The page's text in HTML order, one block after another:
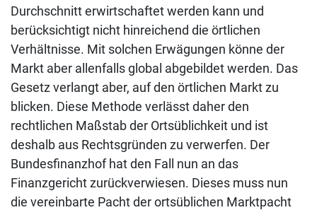
Durchschnitt erwirtschaftet werden kann und
berücksichtigt nicht hinreichend die örtlichen
Verhältnisse. Mit solchen Erwägungen könne der
Markt aber allenfalls global abgebildet werden. Das
Gesetz verlangt aber, auf den örtlichen Markt zu
blicken. Diese Methode verlässt daher den
rechtlichen Maßstab der Ortsüblichkeit und ist
deshalb aus Rechtsgründen zu verwerfen. Der
Bundesfinanzhof hat den Fall nun an das
Finanzgericht zurückverwiesen. Dieses muss nun
die vereinbarte Pacht der ortsüblichen Marktpacht